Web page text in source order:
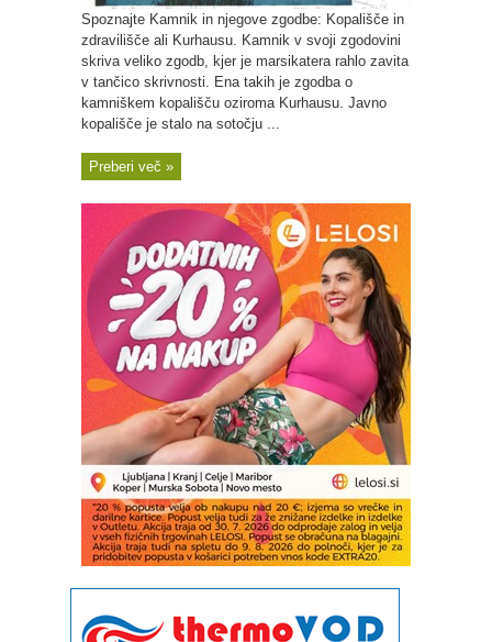
Spoznajte Kamnik in njegove zgodbe: Kopališče in
zdravilišče ali Kurhausu. Kamnik v svoji zgodovini
skriva veliko zgodb, kjer je marsikatera rahlo zavita
v tančico skrivnosti. Ena takih je zgodba o
kamniškem kopališču oziroma Kurhausu. Javno
kopališče je stalo na sotočju ...
Preberi več »